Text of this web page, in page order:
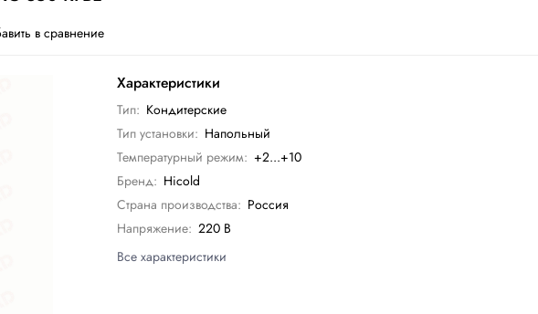
в сравнение
Характеристики
Тип: Кондитерские
Тип установки: Напольный
Температурный режим: +2...+10
Бренд: Hicold
Страна производства: Россия
Напряжение: 220 В
Все характеристики